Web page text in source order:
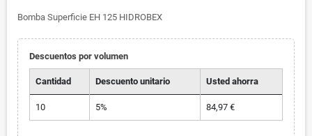
Bomba Superficie EH 125 HIDROBEX
Descuentos por volumen
Cantidad Descuento unitario Usted ahorra
10 5% 84,97 €